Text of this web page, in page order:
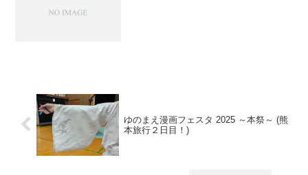
ゆのまえ漫画フェスタ 2025 ～本祭～ (熊
本旅行２日目！)